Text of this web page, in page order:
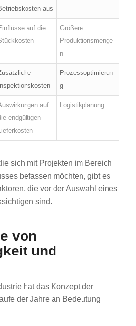
aus
auf die
Größere
Produktionsmenge
n
Prozessoptimierun
g
auf
endgültigen
Logistikplanung
sich mit Projekten im Bereich
befassen möchten, gibt es
die vor der Auswahl eines
sind.
von
und
hat das Konzept der
der Jahre an Bedeutung